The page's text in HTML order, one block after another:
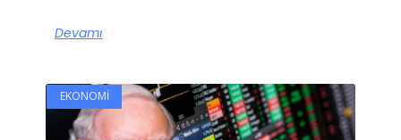
Devamı
EKONOMI